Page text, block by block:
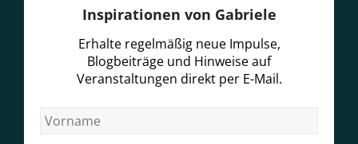
Inspirationen von Gabriele
Erhalte regelmäßig neue Impulse,
Blogbeiträge und Hinweise auf
Veranstaltungen direkt per E-Mail.